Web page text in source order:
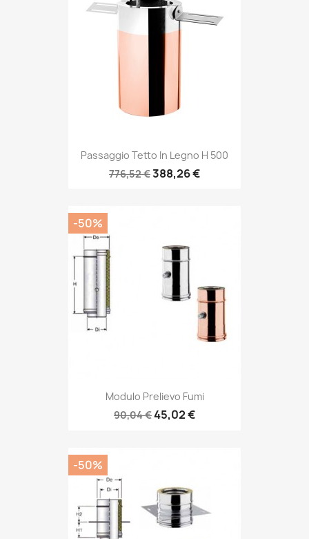
Passaggio Tetto In Legno H 500
776,52 €388,26 €
Modulo Prelievo Fumi
90,04 €45,02 €
-50%
-50%